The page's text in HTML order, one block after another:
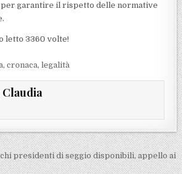
per garantire il rispetto delle normative
letto 3360 volte!
,cronaca,legalità
Claudia
articoli
presidenti di seggio disponibili, appello ai